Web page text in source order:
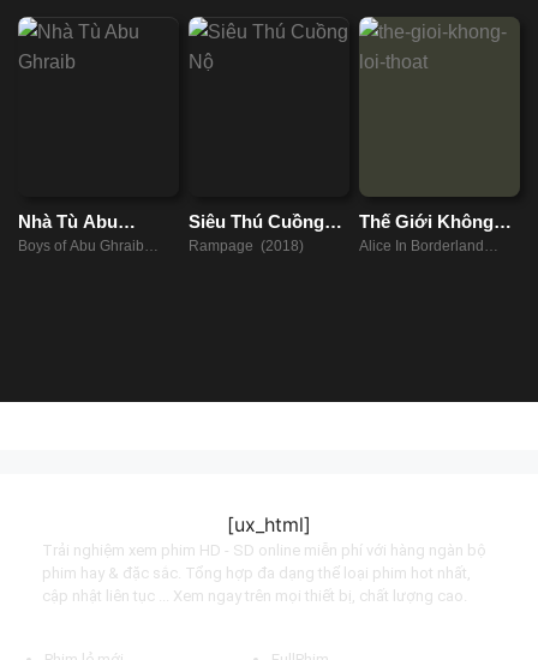
Nhà Tù Abu
Ghraib
Boys of Abu Ghraib
Siêu Thú Cuồng
Nộ
Rampage (2018)
Thế Giới Không
Lối Thoát
Alice In Borderland